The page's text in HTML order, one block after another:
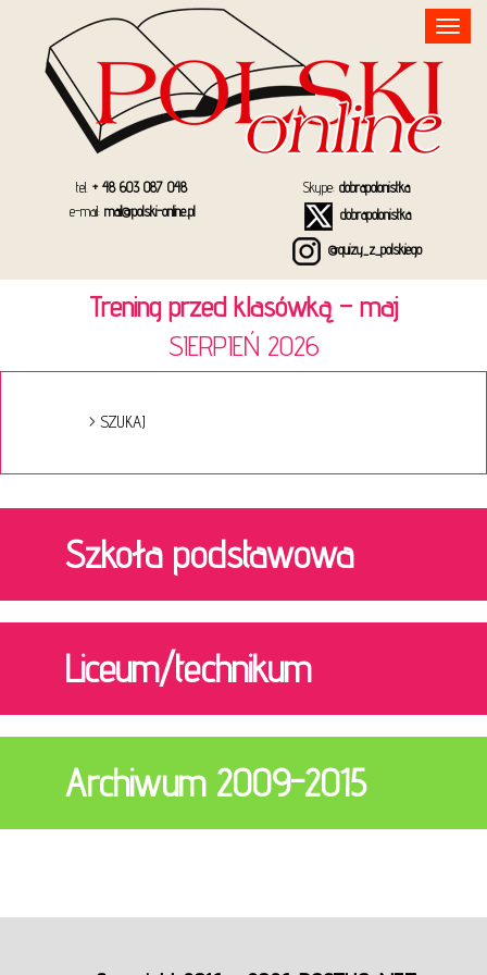
Toggle
navigation
tel. + 48 603 087 048
e-mail: mail@polski-online.pl
Skype: dobrapolonistka
dobrapolonistka
@quizy_z_polskiego
Trening przed klasówką – maj
SIERPIEŃ 2026
Szkoła podstawowa
Liceum/technikum
Archiwum 2009-2015